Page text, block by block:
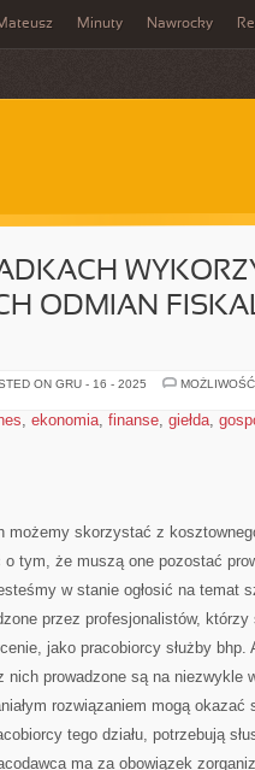
Minuty Nawrocky
ODMIAN
ON GRU - 16 - 2025
, ekonomia, finanse, giełda,
możemy skorzystać z
tym, że muszą one pozostać
w stanie ogłosić na temat
przez profesjonalistów,
jako pracobiorcy służby
nich prowadzone są na niezwykle
rozwiązaniem mogą
tego działu, potrzebują
ma za obowiązek